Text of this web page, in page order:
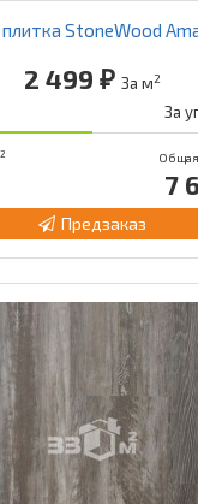
StoneWood
2 499 ₽ За м2
За
2 Общая
7
Предзаказ